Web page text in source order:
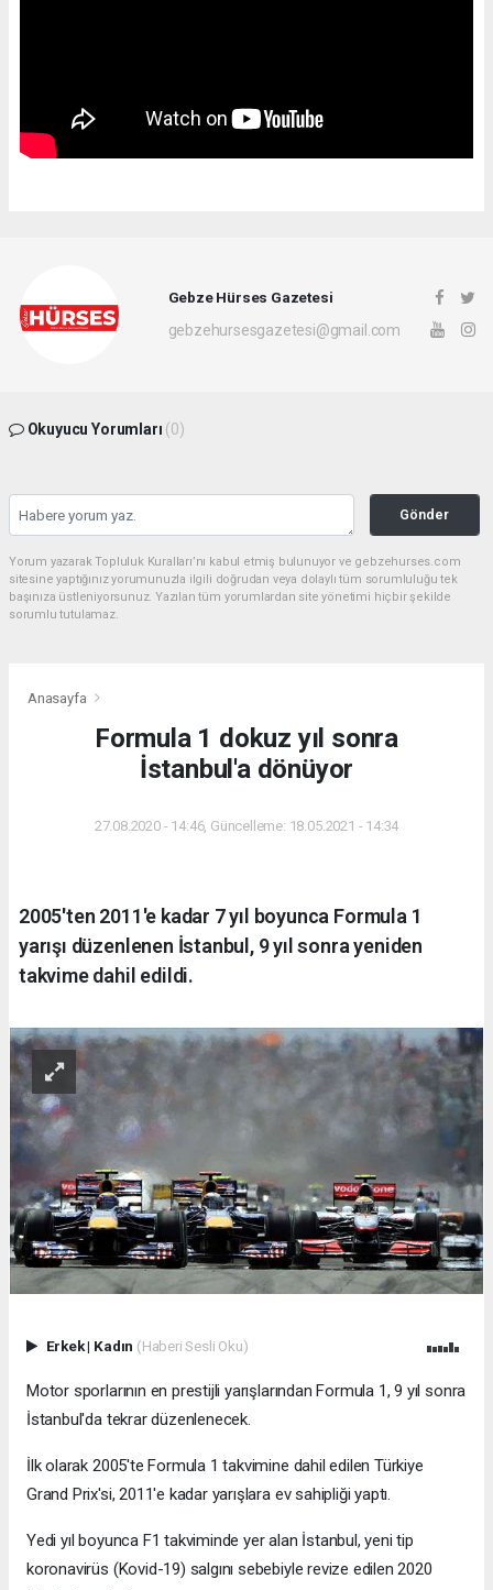
Gebze Hürses Gazetesi
gebzehursesgazetesi@gmail.com
Okuyucu Yorumları (0)
Gönder
Yorum yazarak Topluluk Kuralları’nı kabul etmiş bulunuyor ve gebzehurses.com
sitesine yaptığınız yorumunuzla ilgili doğrudan veya dolaylı tüm sorumluluğu tek
başınıza üstleniyorsunuz. Yazılan tüm yorumlardan site yönetimi hiçbir şekilde
sorumlu tutulamaz.
Anasayfa
Formula 1 dokuz yıl sonra
İstanbul'a dönüyor
27.08.2020 - 14:46, Güncelleme: 18.05.2021 - 14:34
2005'ten 2011'e kadar 7 yıl boyunca Formula 1
yarışı düzenlenen İstanbul, 9 yıl sonra yeniden
takvime dahil edildi.
Erkek| Kadın (Haberi Sesli Oku)
Motor sporlarının en prestijli yarışlarından Formula 1, 9 yıl sonra
İstanbul'da tekrar düzenlenecek.
İlk olarak 2005'te Formula 1 takvimine dahil edilen Türkiye
Grand Prix'si, 2011'e kadar yarışlara ev sahipliği yaptı.
Yedi yıl boyunca F1 takviminde yer alan İstanbul, yeni tip
koronavirüs (Kovid-19) salgını sebebiyle revize edilen 2020